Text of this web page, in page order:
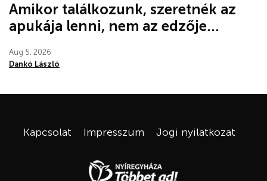
Amikor találkozunk, szeretnék az
apukája lenni, nem az edzője...
Aug 5, 2026
Dankó László
Kapcsolat Impresszum Jogi nyilatkozat